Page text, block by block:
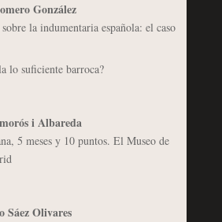
González
la indumentaria española: el caso
lo suficiente barroca?
i Albareda
5 meses y 10 puntos. El Museo de
Sáez Olivares